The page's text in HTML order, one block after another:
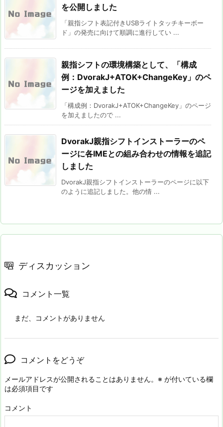
を公開しました
「親指シフト表記付きUSBライトタッチキーボー
ド」の発売に向けて順調に進行してい ...
親指シフトの環境構築として、「構成
例：DvorakJ+ATOK+ChangeKey」のペ
ージを加えました
「構成例：DvorakJ+ATOK+ChangeKey」のページ
を加えましたので ...
DvorakJ親指シフトインストーラーのペ
ージに各IMEとの組み合わせの情報を追記
しました
DvorakJ親指シフトインストーラーのページに以下
のように追記しました。他の情 ...
ディスカッション
コメント一覧
まだ、コメントがありません
コメントをどうぞ
メールアドレスが公開されることはありません。 ※ が付いている欄
は必須項目です
コメント